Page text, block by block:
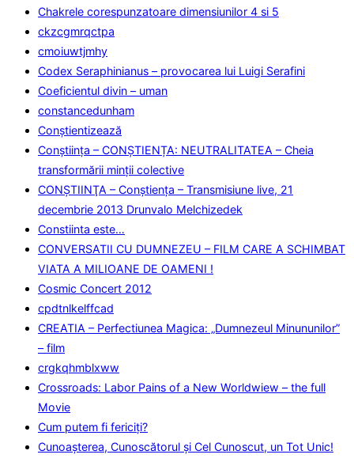
Chakrele corespunzatoare dimensiunilor 4 si 5
ckzcgmrqctpa
cmoiuwtjmhy
Codex Seraphinianus – provocarea lui Luigi Serafini
Coeficientul divin – uman
constancedunham
Conştientizează
Conștiința – CONȘTIENȚA: NEUTRALITATEA – Cheia
transformării minții colective
CONŞTIINŢA – Conştienţa – Transmisiune live, 21
decembrie 2013 Drunvalo Melchizedek
Constiinta este…
CONVERSATII CU DUMNEZEU – FILM CARE A SCHIMBAT
VIATA A MILIOANE DE OAMENI !
Cosmic Concert 2012
cpdtnlkelffcad
CREATIA – Perfectiunea Magica: „Dumnezeul Minununilor”
– film
crgkqhmblxww
Crossroads: Labor Pains of a New Worldwiew – the full
Movie
Cum putem fi fericiţi?
Cunoaşterea, Cunoscătorul şi Cel Cunoscut, un Tot Unic!